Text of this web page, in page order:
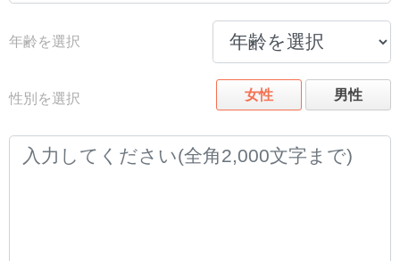
年齢を選択
性別を選択 女性 男性